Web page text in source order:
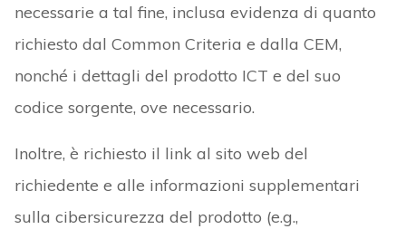
necessarie a tal fine, inclusa evidenza di quanto
richiesto dal Common Criteria e dalla CEM,
nonché i dettagli del prodotto ICT e del suo
codice sorgente, ove necessario.
Inoltre, è richiesto il link al sito web del
richiedente e alle informazioni supplementari
sulla cibersicurezza del prodotto (e.g.,